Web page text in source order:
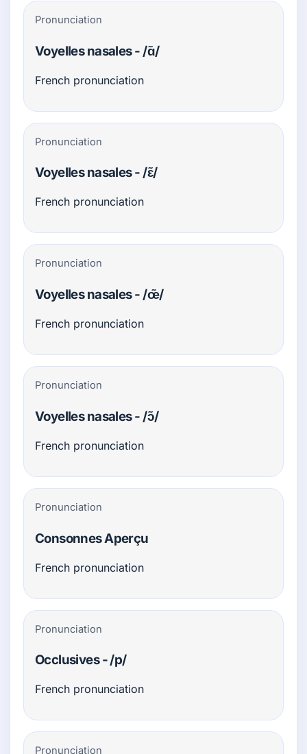
Pronunciation
Voyelles nasales - /ɑ̃/
French pronunciation
Pronunciation
Voyelles nasales - /ɛ̃/
French pronunciation
Pronunciation
Voyelles nasales - /œ̃/
French pronunciation
Pronunciation
Voyelles nasales - /ɔ̃/
French pronunciation
Pronunciation
Consonnes Aperçu
French pronunciation
Pronunciation
Occlusives - /p/
French pronunciation
Pronunciation